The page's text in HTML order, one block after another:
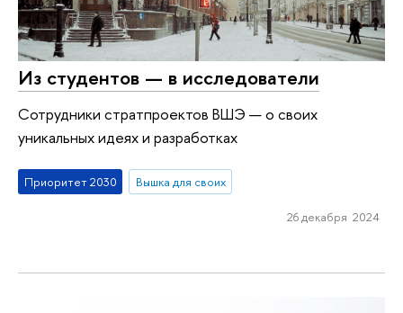
Из студентов ­— в исследователи
Сотрудники стратпроектов ВШЭ — о своих
уникальных идеях и разработках
Приоритет 2030 Вышка для своих
26 декабря 2024